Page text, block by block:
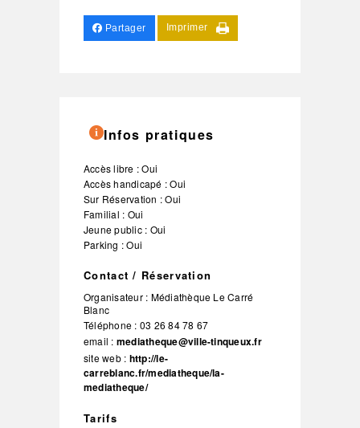
Partager Imprimer
Infos pratiques
Accès libre : Oui
Accès handicapé : Oui
Sur Réservation : Oui
Familial : Oui
Jeune public : Oui
Parking : Oui
Contact / Réservation
Organisateur : Médiathèque Le Carré
Blanc
Téléphone : 03 26 84 78 67
email : mediatheque@ville-tinqueux.fr
site web : http://le-
carreblanc.fr/mediatheque/la-
mediatheque/
Tarifs